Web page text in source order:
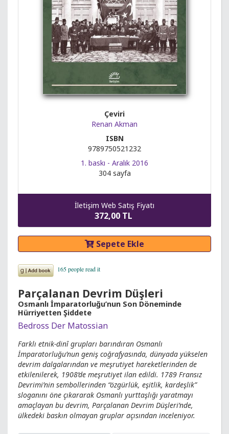
Çeviri
Renan Akman
ISBN
9789750521232
1. baskı - Aralık 2016
304 sayfa
İletişim Web Satış Fiyatı
372,00 TL
Sepete Ekle
Parçalanan Devrim Düşleri
Osmanlı İmparatorluğu’nun Son Döneminde
Hürriyetten Şiddete
Bedross Der Matossian
Farklı etnik-dinî grupları barındıran Osmanlı
İmparatorluğu’nun geniş coğrafyasında, dünyada yükselen
devrim dalgalarından ve meşrutiyet hareketlerinden de
etkilenilerek, 1908’de meşrutiyet ilan edildi. 1789 Fransız
Devrimi’nin sembollerinden “özgürlük, eşitlik, kardeşlik”
sloganını öne çıkararak Osmanlı yurttaşlığı yaratmayı
amaçlayan bu devrim, Parçalanan Devrim Düşleri’nde,
ülkedeki baskın olmayan gruplar açısından inceleniyor.